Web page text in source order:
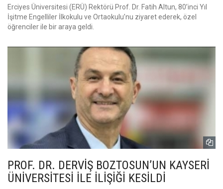
Erciyes Üniversitesi (ERÜ) Rektörü Prof. Dr. Fatih Altun, 80’inci Yıl
İşitme Engelliler İlkokulu ve Ortaokulu’nu ziyaret ederek, özel
öğrenciler ile bir araya geldi.
PROF. DR. DERVİŞ BOZTOSUN’UN KAYSERİ
ÜNİVERSİTESİ İLE İLİŞİĞİ KESİLDİ